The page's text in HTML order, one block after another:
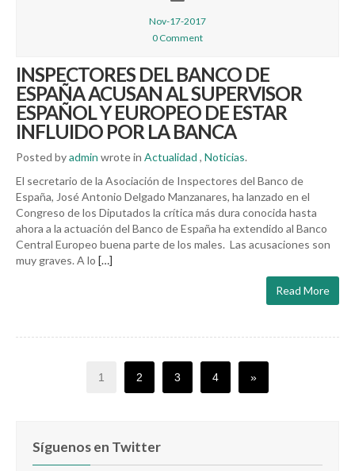
Nov-17-2017
0 Comment
INSPECTORES DEL BANCO DE
ESPAÑA ACUSAN AL SUPERVISOR
ESPAÑOL Y EUROPEO DE ESTAR
INFLUIDO POR LA BANCA
Posted byadmin wrote in Actualidad , Noticias.
El secretario de la Asociación de Inspectores del Banco de
España, José Antonio Delgado Manzanares, ha lanzado en el
Congreso de los Diputados la crítica más dura conocida hasta
ahora a la actuación del Banco de España ha extendido al Banco
Central Europeo buena parte de los males. Las acusaciones son
muy graves. A lo […]
Read More
1 2 3 4 »
Síguenos en Twitter